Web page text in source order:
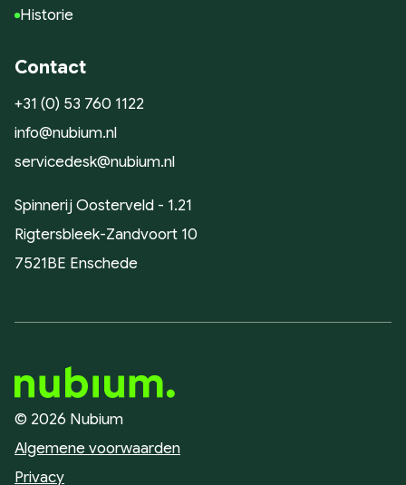
Historie
Contact
+31 (0) 53 760 1122
info@nubium.nl
servicedesk@nubium.nl
Spinnerij Oosterveld - 1.21
Rigtersbleek-Zandvoort 10
7521BE Enschede
© 2026 Nubium
Algemene voorwaarden
Privacy